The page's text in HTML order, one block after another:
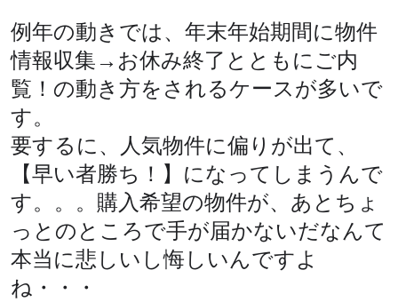
例年の動きでは、年末年始期間に物件
情報収集→お休み終了とともにご内
覧！の動き方をされるケースが多いで
す。
要するに、人気物件に偏りが出て、
【早い者勝ち！】になってしまうんで
す。。。購入希望の物件が、あとちょ
っとのところで手が届かないだなんて
本当に悲しいし悔しいんですよ
ね・・・